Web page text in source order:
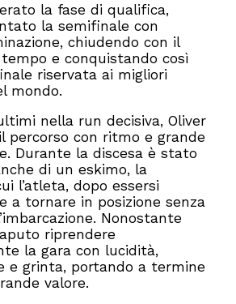
la fase di qualifica,
la semifinale con
chiudendo con il
e conquistando così
riservata ai migliori
mondo.
nella run decisiva, Oliver
percorso con ritmo e grande
Durante la discesa è stato
di un eskimo, la
l’atleta, dopo essersi
a tornare in posizione senza
Nonostante
riprendere
la gara con lucidità,
e grinta, portando a termine
valore.